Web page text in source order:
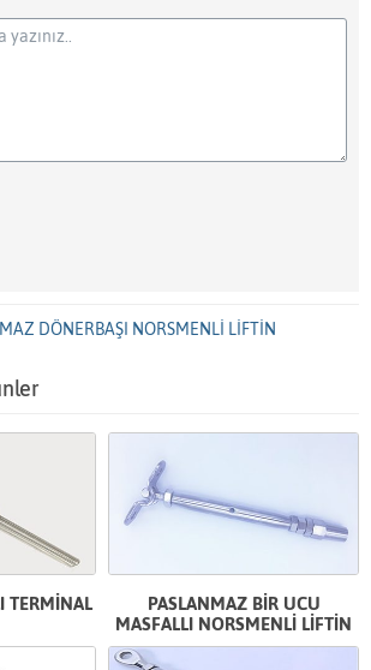
DÖNERBAŞI NORSMENLİ LİFTİN
TERMİNAL
PASLANMAZ BİR UCU
MASFALLI NORSMENLİ LİFTİN